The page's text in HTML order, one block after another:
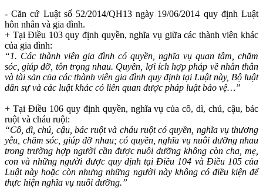
- Căn cứ Luật số 52/2014/QH13 ngày 19/06/2014 quy định Luật
hôn nhân và gia đình.
+ Tại Điều 103 quy định quyền, nghĩa vụ giữa các thành viên khác
của gia đình:
“1. Các thành viên gia đình có quyền, nghĩa vụ quan tâm, chăm
sóc, giúp đỡ, tôn trọng nhau. Quyền, lợi ích hợp pháp về nhân thân
và tài sản của các thành viên gia đình quy định tại Luật này, Bộ luật
dân sự và các luật khác có liên quan được pháp luật bảo vệ…”
+ Tại Điều 106 quy định quyền, nghĩa vụ của cô, dì, chú, cậu, bác
ruột và cháu ruột:
“Cô, dì, chú, cậu, bác ruột và cháu ruột có quyền, nghĩa vụ thương
yêu, chăm sóc, giúp đỡ nhau; có quyền, nghĩa vụ nuôi dưỡng nhau
trong trường hợp người cần được nuôi dưỡng không còn cha, mẹ,
con và những người được quy định tại Điều 104 và Điều 105 của
Luật này hoặc còn nhưng những người này không có điều kiện để
thực hiện nghĩa vụ nuôi dưỡng.”